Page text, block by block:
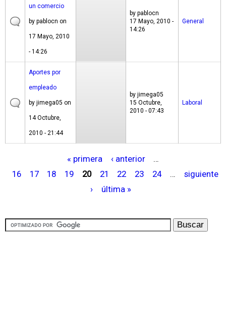
un comercio
by pablocn on
17 Mayo, 2010
- 14:26
by pablocn
17 Mayo, 2010 -
14:26
General
Aportes por
empleado
by jimega05 on
14 Octubre,
2010 - 21:44
by jimega05
15 Octubre,
2010 - 07:43
Laboral
P
i
n
« primera ‹ anterior
…
16
17 18 19 20 21 22 23 24 …
siguiente
›
última »